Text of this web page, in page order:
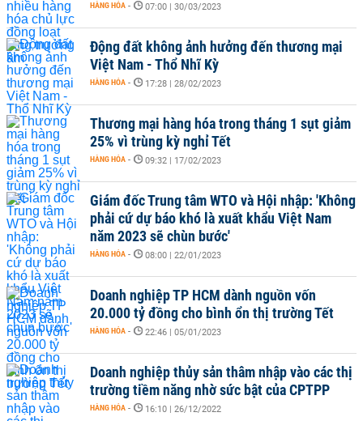
HÀNG HÓA - 07:00 | 30/03/2023
Động đất không ảnh hưởng đến thương mại
Việt Nam - Thổ Nhĩ Kỳ
HÀNG HÓA - 17:28 | 28/02/2023
Thương mại hàng hóa trong tháng 1 sụt giảm
25% vì trùng kỳ nghỉ Tết
HÀNG HÓA - 09:32 | 17/02/2023
Giám đốc Trung tâm WTO và Hội nhập: 'Không
phải cứ dự báo khó là xuất khẩu Việt Nam
năm 2023 sẽ chùn bước'
HÀNG HÓA - 08:00 | 22/01/2023
Doanh nghiệp TP HCM dành nguồn vốn
20.000 tỷ đồng cho bình ổn thị trường Tết
HÀNG HÓA - 22:46 | 05/01/2023
Doanh nghiệp thủy sản thâm nhập vào các thị
trường tiềm năng nhờ sức bật của CPTPP
HÀNG HÓA - 16:10 | 26/12/2022